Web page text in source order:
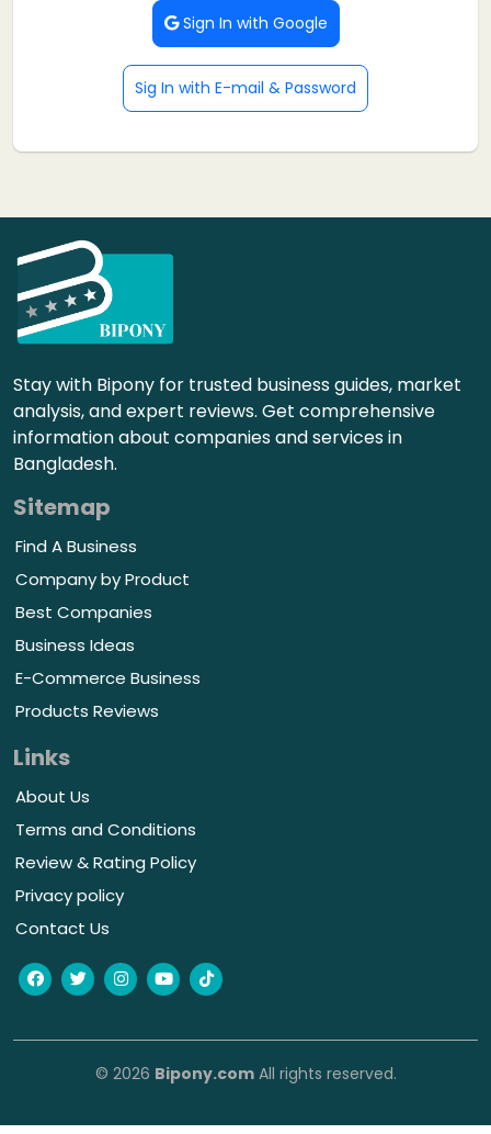
Sign In with Google
Sig In with E-mail & Password
Stay with Bipony for trusted business guides, market
analysis, and expert reviews. Get comprehensive
information about companies and services in
Bangladesh.
Sitemap
Find A Business
Company by Product
Best Companies
Business Ideas
E-Commerce Business
Products Reviews
Links
About Us
Terms and Conditions
Review & Rating Policy
Privacy policy
Contact Us
© 2026 Bipony.comAll rights reserved.